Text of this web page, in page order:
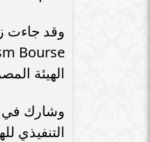
الهيئة
وشارك في
التنفيذي
سامر شقير: اتفاقيات
في رؤية...